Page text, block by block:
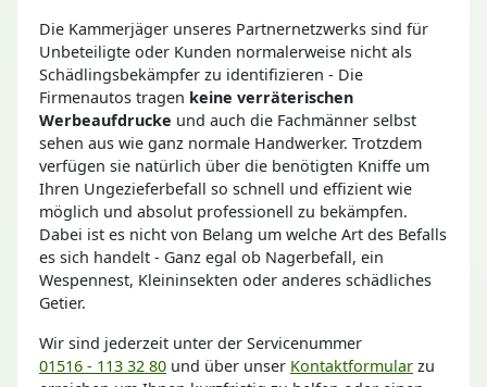
Die Kammerjäger unseres Partnernetzwerks sind für
Unbeteiligte oder Kunden normalerweise nicht als
Schädlingsbekämpfer zu identifizieren - Die
Firmenautos tragen keine verräterischen
Werbeaufdrucke und auch die Fachmänner selbst
sehen aus wie ganz normale Handwerker. Trotzdem
verfügen sie natürlich über die benötigten Kniffe um
Ihren Ungezieferbefall so schnell und effizient wie
möglich und absolut professionell zu bekämpfen.
Dabei ist es nicht von Belang um welche Art des Befalls
es sich handelt - Ganz egal ob Nagerbefall, ein
Wespennest, Kleininsekten oder anderes schädliches
Getier.
Wir sind jederzeit unter der Servicenummer
01516 - 113 32 80 und über unser Kontaktformular zu